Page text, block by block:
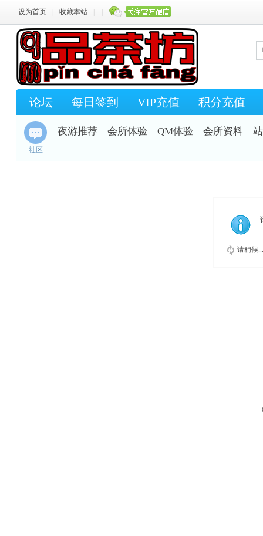
设为首页 收藏本站
论坛 每日签到 VIP充值 积分充值
社区
夜游推荐 会所体验 QM体验 会所资料
请稍候...